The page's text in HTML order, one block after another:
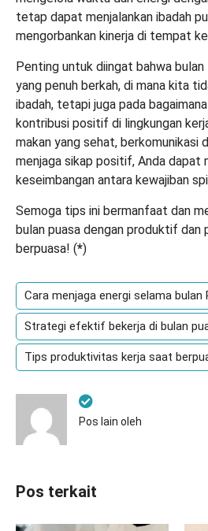
tetap dapat menjalankan ibadah
mengorbankan kinerja di tempat
Penting untuk diingat bahwa bulan
yang penuh berkah, di mana kita
ibadah, tetapi juga pada
kontribusi positif di lingkungan
makan yang sehat, berkomunikasi
menjaga sikap positif, Anda dapat
keseimbangan antara kewajiban
Semoga tips ini bermanfaat dan
bulan puasa dengan produktif dan
berpuasa! (*)
Cara menjaga energi selama bulan
Strategi efektif bekerja di bulan
Tips produktivitas kerja saat
Pos lain oleh
Pos terkait